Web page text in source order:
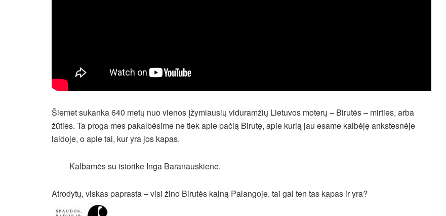
Šiemet sukanka 640 metų nuo vienos įžymiausių viduramžių Lietuvos moterų – Birutės – mirties, arba
žūties. Ta proga mes pakalbėsime ne tiek apie pačią Birutę, apie kurią jau esame kalbėję ankstesnėje
laidoje, o apie tai, kur yra jos kapas.
Kalbamės su istorike Inga Baranauskiene.
Atrodytų, viskas paprasta – visi žino Birutės kalną Palangoje, tai gal ten tas kapas ir yra?